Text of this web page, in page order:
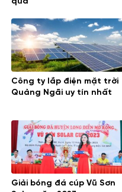
Công ty lắp điện mặt trời
Quảng Ngãi uy tín nhất
Giải bóng đá cúp Vũ Sơn